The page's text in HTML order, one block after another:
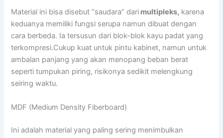
Material ini bisa disebut “saudara” dari multipleks, karena
keduanya memiliki fungsi serupa namun dibuat dengan
cara berbeda. Ia tersusun dari blok-blok kayu padat yang
terkompresi.Cukup kuat untuk pintu kabinet, namun untuk
ambalan panjang yang akan menopang beban berat
seperti tumpukan piring, risikonya sedikit melengkung
seiring waktu.
MDF (Medium Density Fiberboard)
Ini adalah material yang paling sering menimbulkan